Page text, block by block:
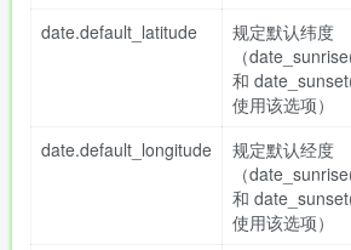
date.default_latitude
规定默认纬度
（
和
使用该选项）
date.default_longitude
规定默认经度
（
和
使用该选项）